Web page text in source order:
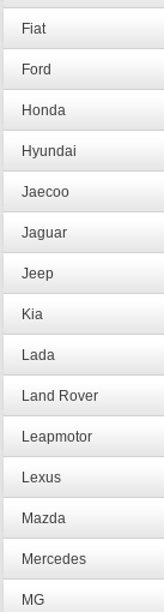
Fiat
Ford
Honda
Hyundai
Jaecoo
Jaguar
Jeep
Kia
Lada
Land Rover
Leapmotor
Lexus
Mazda
Mercedes
MG